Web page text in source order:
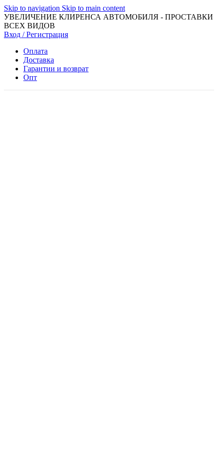
Skip to navigation Skip to main content
УВЕЛИЧЕНИЕ КЛИРЕНСА АВТОМОБИЛЯ - ПРОСТАВКИ
ВСЕХ ВИДОВ
Вход / Регистрация
Оплата
Доставка
Гарантии и возврат
Опт